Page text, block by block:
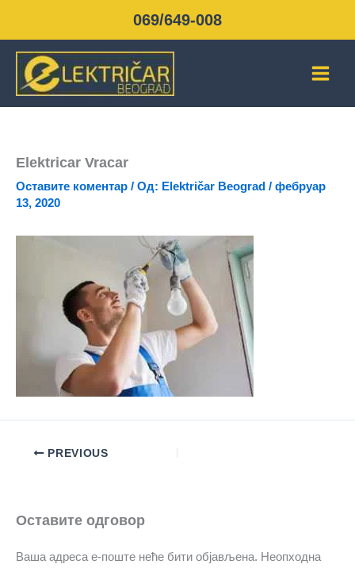
069/649-008
Elektricar Vracar
Оставите коментар / Од: Električar Beograd / фебруар
13, 2020
PREVIOUS
Оставите одговор
Ваша адреса е-поште неће бити објављена. Неопходна